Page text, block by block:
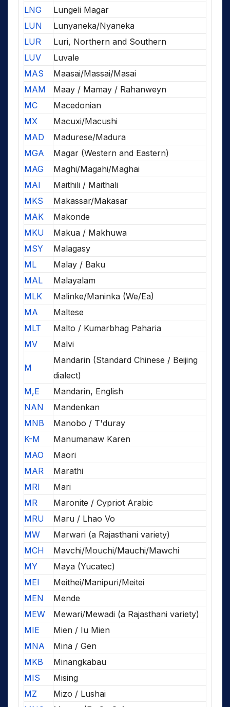
LNG
Lungeli Magar
LUN
Lunyaneka/Nyaneka
LUR
Luri, Northern and Southern
LUV
Luvale
MAS
Maasai/Massai/Masai
MAM
Maay / Mamay / Rahanweyn
MC
Macedonian
MX
Macuxi/Macushi
MAD
Madurese/Madura
MGA
Magar (Western and Eastern)
MAG
Maghi/Magahi/Maghai
MAI
Maithili / Maithali
MKS
Makassar/Makasar
MAK
Makonde
MKU
Makua / Makhuwa
MSY
Malagasy
ML
Malay / Baku
MAL
Malayalam
MLK
Malinke/Maninka (We/Ea)
MA
Maltese
MLT
Malto / Kumarbhag Paharia
MV
Malvi
M
Mandarin (Standard Chinese / Beijing
dialect)
M,E
Mandarin, English
NAN
Mandenkan
MNB
Manobo / T'duray
K-M
Manumanaw Karen
MAO
Maori
MAR
Marathi
MRI
Mari
MR
Maronite / Cypriot Arabic
MRU
Maru / Lhao Vo
MW
Marwari (a Rajasthani variety)
MCH
Mavchi/Mouchi/Mauchi/Mawchi
MY
Maya (Yucatec)
MEI
Meithei/Manipuri/Meitei
MEN
Mende
MEW
Mewari/Mewadi (a Rajasthani variety)
MIE
Mien / Iu Mien
MNA
Mina / Gen
MKB
Minangkabau
MIS
Mising
MZ
Mizo / Lushai